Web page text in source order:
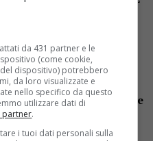
2020 o domenica 29
piemonteinpista
la Regione Piemonte
località sciistiche
sonopiù di venti e
da 431 partner e le
(come cookie,
dispositivo) potrebbero
da loro visualizzate e
nello specifico da questo
utilizzare dati di
partner.
i tuoi dati personali sulla